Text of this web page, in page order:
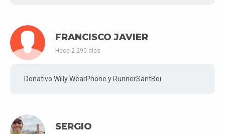
FRANCISCO JAVIER
Hace 2.290 días
Donativo Willy WearPhone y RunnerSantBoi
SERGIO